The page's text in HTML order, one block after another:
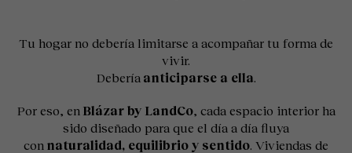
Tu hogar no debería limitarse a acompañar tu forma de
vivir.
Debería anticiparse a ella.
Por eso, en Blázar by LandCo, cada espacio interior ha
sido diseñado para que el día a día fluya
con naturalidad, equilibrio y sentido. Viviendas de